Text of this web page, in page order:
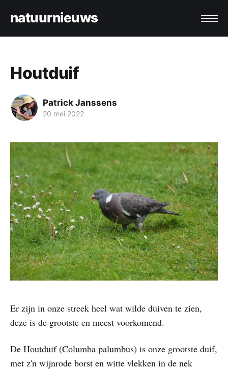
natuurnieuws
Houtduif
Patrick Janssens
20 mei 2022
Er zijn in onze streek heel wat wilde duiven te zien,
deze is de grootste en meest voorkomend.
De Houtduif (Columba palumbus) is onze grootste duif,
met z'n wijnrode borst en witte vlekken in de nek